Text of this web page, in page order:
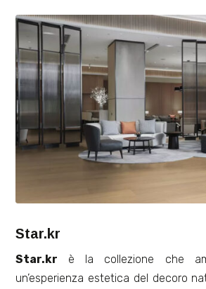
Star.kr
Star.kr è la collezione che
un’esperienza estetica del decoro